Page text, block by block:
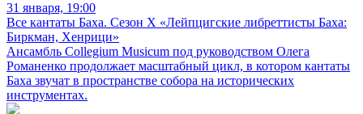
31 января, 19:00
Все кантаты Баха. Сезон X «Лейпцигские либреттисты Баха:
Биркман, Хенрици»
Ансамбль Collegium Musicum под руководством Олега
Романенко продолжает масштабный цикл, в котором кантаты
Баха звучат в пространстве собора на исторических
инструментах.